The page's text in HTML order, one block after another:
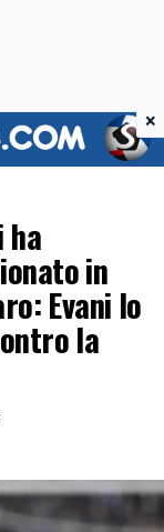
ha
in
Evani lo
la
×